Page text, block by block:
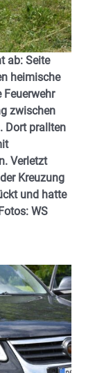
ab: Seite
heimische
Feuerwehr
zwischen
Dort prallten
Verletzt
Kreuzung
und hatte
WS